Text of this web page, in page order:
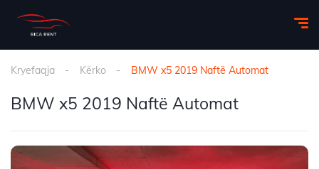
Kryefaqja Kërko BMW x5 2019 Naftë Automat
BMW x5 2019 Naftë Automat